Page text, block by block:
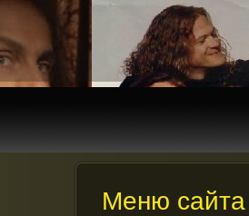
Меню сайта